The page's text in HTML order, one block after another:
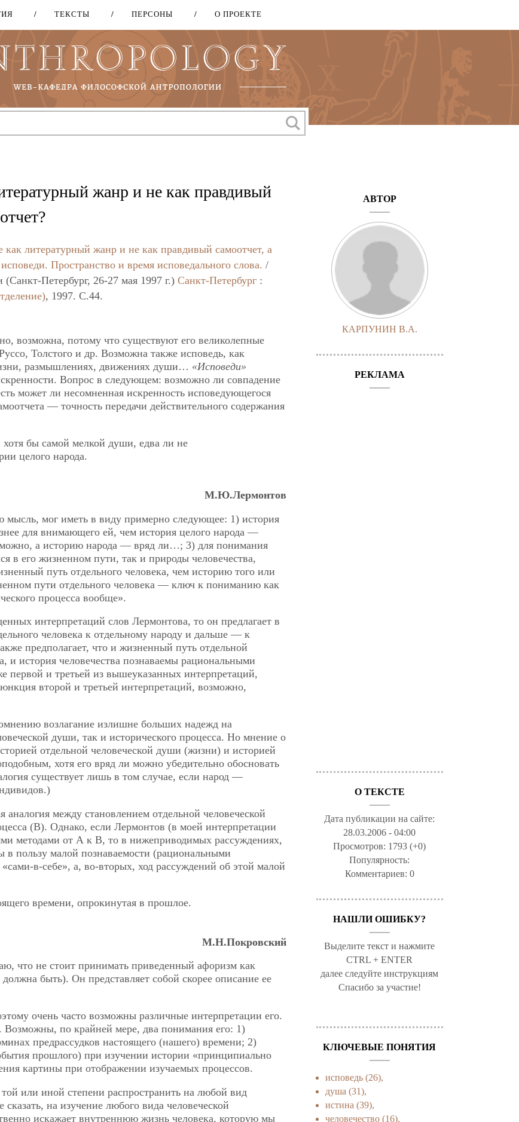
Перейти
основному
содержанию
ТЕКСТЫ ПЕРСОНЫ О ПРОЕКТЕ
жанр и не как правдивый
литературный жанр и не как правдивый самоотчет, а
Пространство и время исповедального слова. /
Петербург, 26-27 мая 1997 г.) Санкт-Петербург :
, 1997. C.44.
возможна, потому что существуют его великолепные
Толстого и др. Возможна также исповедь, как
размышлениях, движениях души… «Исповеди»
Вопрос в следующем: возможно ли совпадение
может ли несомненная искренность исповедующегося
— точность передачи действительного содержания
бы самой мелкой души, едва ли не
целого народа.
М.Ю.Лермонтов
мог иметь в виду примерно следующее: 1) история
для внимающего ей, чем история целого народа —
а историю народа — вряд ли…; 3) для понимания
в его жизненном пути, так и природы человечества,
путь отдельного человека, чем историю того или
пути отдельного человека — ключ к пониманию как
процесса вообще».
интерпретаций слов Лермонтова, то он предлагает в
человека к отдельному народу и дальше — к
предполагает, что и жизненный путь отдельной
и история человечества познаваемы рациональными
и третьей из вышеуказанных интерпретаций,
второй и третьей интерпретаций, возможно,
возлагание излишне больших надежд на
души, так и исторического процесса. Но мнение о
отдельной человеческой души (жизни) и историей
хотя его вряд ли можно убедительно обосновать
существует лишь в том случае, если народ —
аналогия между становлением отдельной человеческой
(В). Однако, если Лермонтов (в моей интерпретации
методами от А к В, то в нижеприводимых рассуждениях,
в пользу малой познаваемости (рациональными
в-себе», а, во-вторых, ход рассуждений об этой малой
времени, опрокинутая в прошлое.
М.Н.Покровский
что не стоит принимать приведенный афоризм как
быть). Он представляет собой скорее описание ее
очень часто возможны различные интерпретации его.
Возможны, по крайней мере, два понимания его: 1)
предрассудков настоящего (нашего) времени; 2)
прошлого) при изучении истории «принципиально
картины при отображении изучаемых процессов.
или иной степени распространить на любой вид
на изучение любого вида человеческой
искажает внутреннюю жизнь человека, которую мы
АВТОР
КАРПУНИН В.А.
РЕКЛАМА
О ТЕКСТЕ
Дата публикации на сайте:
28.03.2006 - 04:00
Просмотров: 1793 (+0)
Популярность:
Комментариев: 0
НАШЛИ ОШИБКУ?
Выделите текст и нажмите
CTRL + ENTER
далее следуйте инструкциям
Спасибо за участие!
КЛЮЧЕВЫЕ ПОНЯТИЯ
исповедь (26),
душа (31),
истина (39),
человечество (16),